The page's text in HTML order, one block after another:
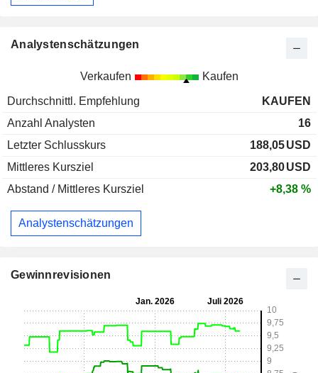
Analystenschätzungen
Verkaufen Kaufen
Durchschnittl. Empfehlung
KAUFEN
Anzahl Analysten
16
Letzter Schlusskurs
188,05USD
Mittleres Kursziel
203,80USD
Abstand / Mittleres Kursziel
+8,38 %
Analystenschätzungen
Gewinnrevisionen